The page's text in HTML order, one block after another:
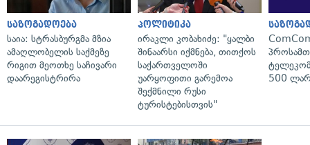
საზოგადოება
საია: სტრასბურგმა მზია
ამაღლობელის საქმეზე
რიგით მეოთხე საჩივარი
დაარეგისტრირა
პოლიტიკა
ირაკლი კობახიძე: "ყალბი
შინაარსი იქმნება, თითქოს
საქართველოში
უარყოფითი გარემოა
შექმნილი რუსი
ტურისტებისთვის"
500